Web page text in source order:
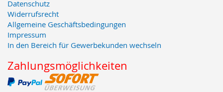
Datenschutz
Widerrufsrecht
Allgemeine Geschäftsbedingungen
Impressum
In den Bereich für Gewerbekunden wechseln
Zahlungsmöglichkeiten